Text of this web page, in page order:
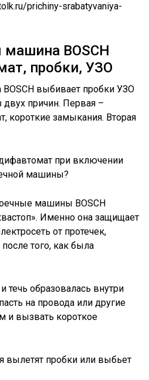
prichiny-srabatyvaniya-
BOSCH
пробки, УЗО
выбивает пробки УЗО
двух причин. Первая –
короткие замыкания. Вторая
машины BOSCH
Именно она защищает
от протечек,
того, как была
течь образовалась внутри
на провода или другие
и вызвать короткое
вылетят пробки или выбьет